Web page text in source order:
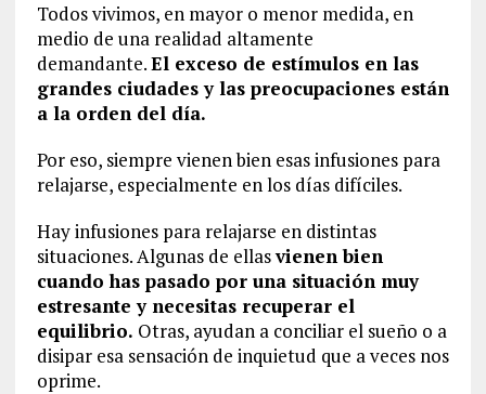
Todos vivimos, en mayor o menor medida, en
medio de una realidad altamente
demandante.El exceso de estímulos en las
grandes ciudades y las preocupaciones están
a la orden del día.
Por eso, siempre vienen bien esas infusiones para
relajarse, especialmente en los días difíciles.
Hay infusiones para relajarse en distintas
situaciones. Algunas de ellasvienen bien
cuando has pasado por una situación muy
estresante y necesitas recuperar el
equilibrio. Otras, ayudan a conciliar el sueño o a
disipar esa sensación de inquietud que a veces nos
oprime.